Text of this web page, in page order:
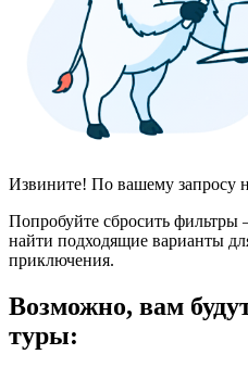
Извините! По вашему запросу
Попробуйте сбросить
найти подходящие варианты
приключения.
Возможно, вам
туры: